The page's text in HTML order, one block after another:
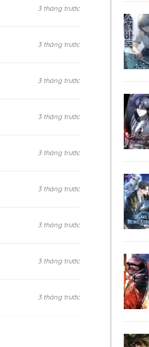
3 tháng trước
3 tháng trước
3 tháng trước
3 tháng trước
3 tháng trước
3 tháng trước
3 tháng trước
3 tháng trước
3 tháng trước